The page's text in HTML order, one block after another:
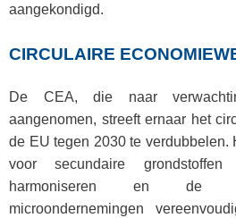
aangekondigd.
CIRCULAIRE
De CEA, die naar
aangenomen, streeft ernaar het
de EU tegen 2030 te verdubbelen.
voor secundaire grondstoffen
harmoniseren en de
microondernemingen